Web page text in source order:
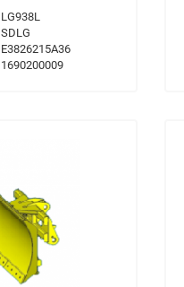
LG938L
SDLG
E3826215A36
1690200009